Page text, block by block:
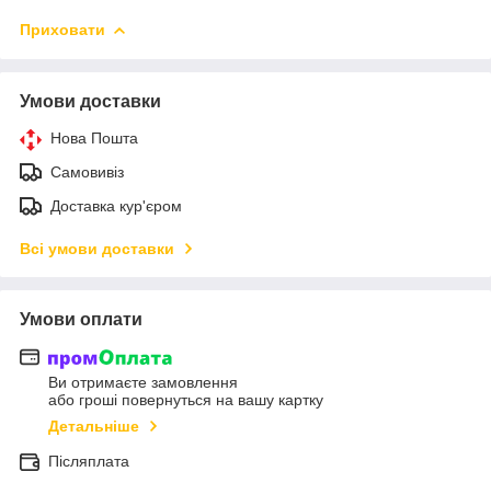
Приховати
Умови доставки
Нова Пошта
Самовивіз
Доставка кур'єром
Всі умови доставки
Умови оплати
Ви отримаєте замовлення
або гроші повернуться на вашу картку
Детальніше
Післяплата